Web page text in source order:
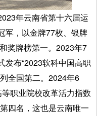
年云南省第十六届运
军，以金牌77枚、银牌
奖牌榜第一。2023年7
发布“2023软科中国高职
全国第二。2024年6
职业院校改革活力指数
四名，这也是云南唯一